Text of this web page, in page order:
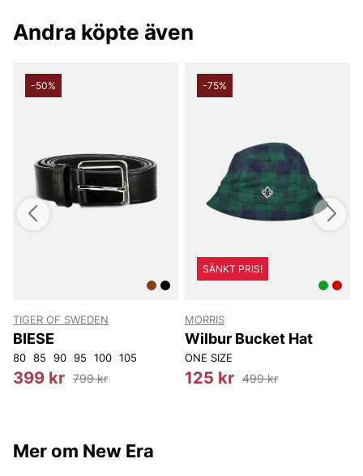
Andra köpte även
-50%
TIGER OF SWEDEN
BIESE
80 85 90 95 100 105
399 kr 799 kr
-75%
SÄNKT PRIS!
MORRIS
Wilbur Bucket Hat
ONE SIZE
125 kr 499 kr
Mer om New Era